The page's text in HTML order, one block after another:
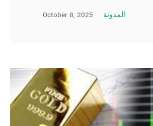
October 8, 2025 المدونة